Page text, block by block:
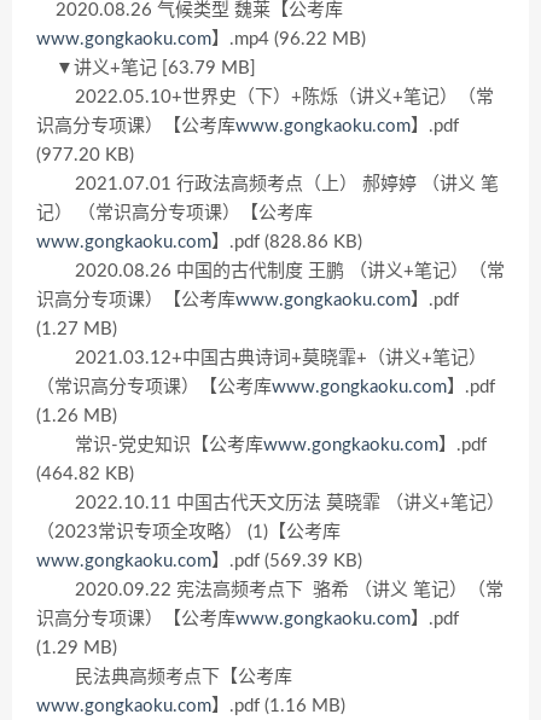
2020.08.26 气候类型 魏莱【公考库
www.gongkaoku.com】.mp4 (96.22 MB)
▼讲义+笔记 [63.79 MB]
2022.05.10+世界史（下）+陈烁（讲义+笔记）（常
识高分专项课）【公考库www.gongkaoku.com】.pdf
(977.20 KB)
2021.07.01 行政法高频考点（上） 郝婷婷 （讲义 笔
记） （常识高分专项课）【公考库
www.gongkaoku.com】.pdf (828.86 KB)
2020.08.26 中国的古代制度 王鹏 （讲义+笔记）（常
识高分专项课）【公考库www.gongkaoku.com】.pdf
(1.27 MB)
2021.03.12+中国古典诗词+莫晓霏+（讲义+笔记）
（常识高分专项课）【公考库www.gongkaoku.com】.pdf
(1.26 MB)
常识-党史知识【公考库www.gongkaoku.com】.pdf
(464.82 KB)
2022.10.11 中国古代天文历法 莫晓霏 （讲义+笔记）
（2023常识专项全攻略） (1)【公考库
www.gongkaoku.com】.pdf (569.39 KB)
2020.09.22 宪法高频考点下 骆希 （讲义 笔记）（常
识高分专项课）【公考库www.gongkaoku.com】.pdf
(1.29 MB)
民法典高频考点下【公考库
www.gongkaoku.com】.pdf (1.16 MB)